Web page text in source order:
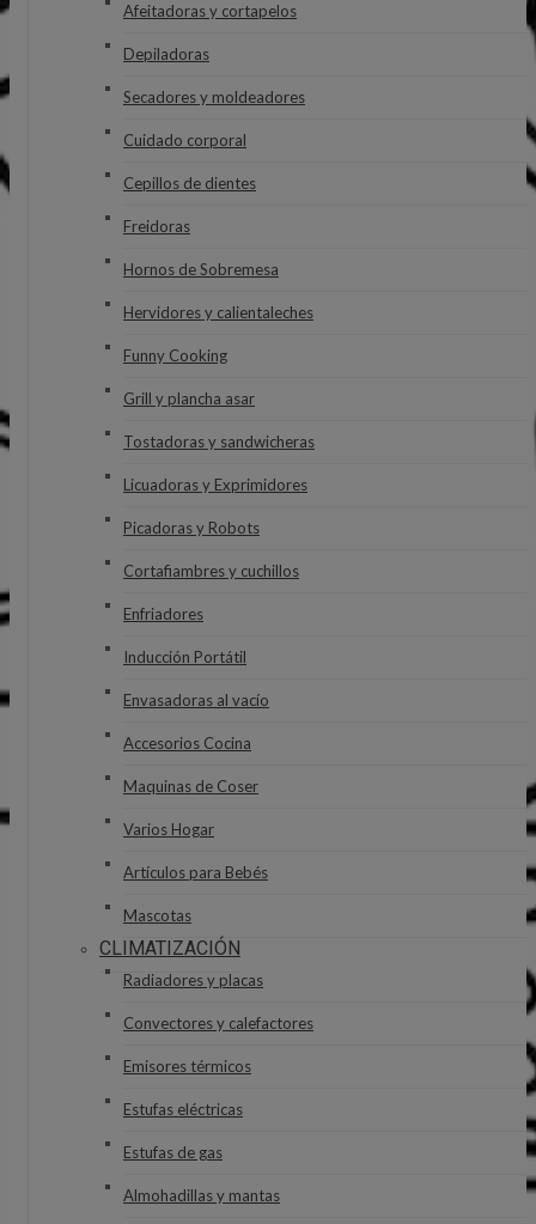
Afeitadoras y cortapelos
Depiladoras
Secadores y moldeadores
Cuidado corporal
Cepillos de dientes
Freidoras
Hornos de Sobremesa
Hervidores y calientaleches
Funny Cooking
Grill y plancha asar
Tostadoras y sandwicheras
Licuadoras y Exprimidores
Picadoras y Robots
Cortafiambres y cuchillos
Enfriadores
Inducción Portátil
Envasadoras al vacío
Accesorios Cocina
Maquinas de Coser
Varios Hogar
Artículos para Bebés
Mascotas
CLIMATIZACIÓN
Radiadores y placas
Convectores y calefactores
Emisores térmicos
Estufas eléctricas
Estufas de gas
Almohadillas y mantas